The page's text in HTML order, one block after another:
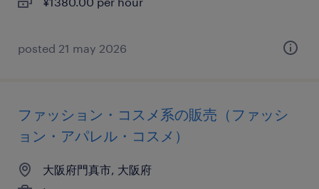
posted 21 may 2026
ファッション・コスメ系の販売（ファッシ
ョン・アパレル・コスメ）
大阪府門真市, 大阪府